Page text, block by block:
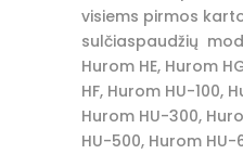
visiems pirmos
sulčiaspaudžių
Hurom HE, Hurom
HF, Hurom HU-100,
Hurom HU-300,
HU-500, Hurom HU-